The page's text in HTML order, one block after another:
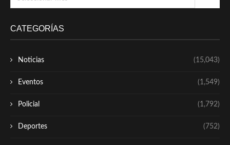
CATEGORÍAS
Noticias (15,043)
Eventos (1,549)
Policial (1,792)
Deportes (752)